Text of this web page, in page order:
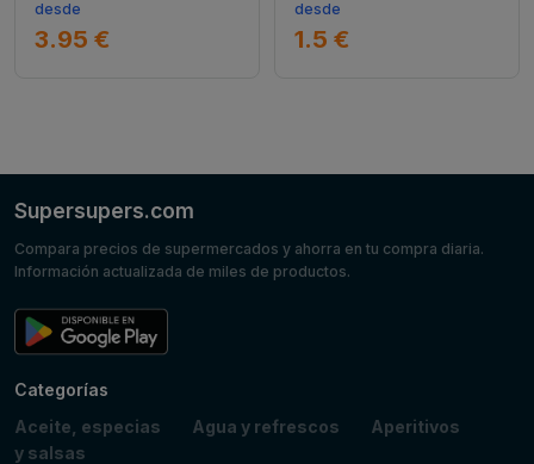
desde
3.95 €
desde
1.5 €
Supersupers.com
Compara precios de supermercados y ahorra en tu compra diaria.
Información actualizada de miles de productos.
Categorías
Aceite, especias
y salsas
Agua y refrescos Aperitivos